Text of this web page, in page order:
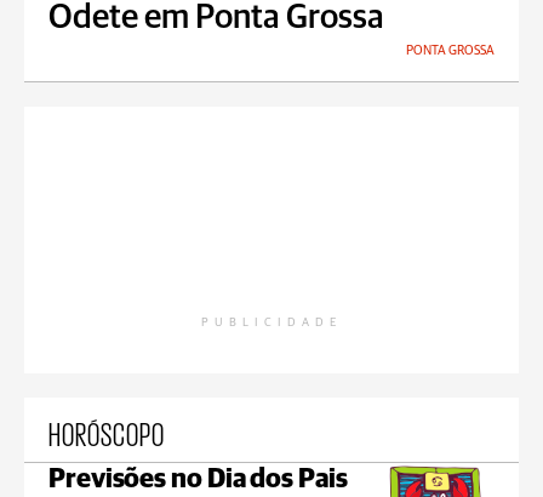
Odete em Ponta Grossa
PONTA GROSSA
PUBLICIDADE
HORÓSCOPO
Previsões no Dia dos Pais